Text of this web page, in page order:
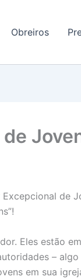
Obreiros
de
Eles estão
– algo
em sua